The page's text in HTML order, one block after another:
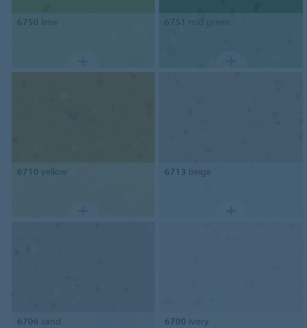
6750 lime 6751 mid green
6710 yellow 6713 beige
6706 sand 6700 ivory